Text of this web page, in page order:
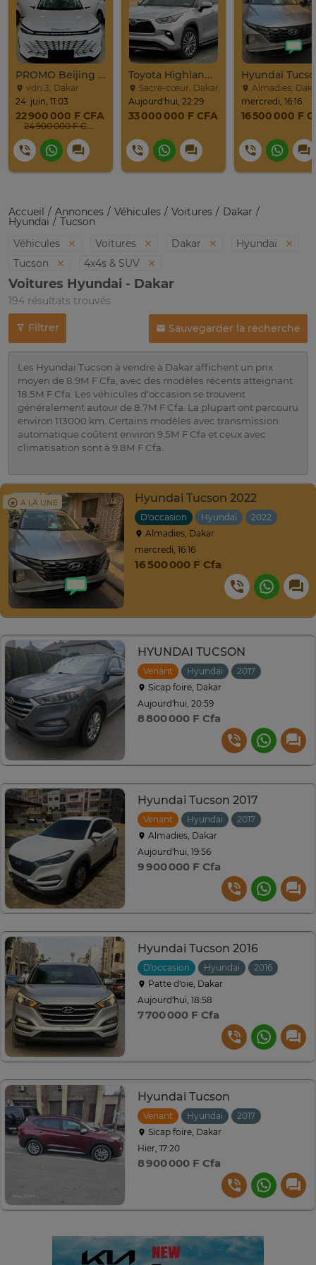
PROMO Beijing X7 / 2025
vdn 3, Dakar
24. juin, 11:03
22 900 000 F CFA
24 900 000 F CFA
Toyota Highlander Platinium 2023
Sacré-cœur, Dakar
Aujourd'hui, 22:29
33 000 000 F CFA
Almadies,
mercredi, 16:16
16 500 000 F
Accueil Annonces Véhicules Voitures Dakar
Hyundai
Tucson
Véhicules
Voitures Dakar
Hyundai
Tucson
4x4s & SUV
Voitures Hyundai - Dakar
194 résultats trouvés
Filtrer Sauvegarder la recherche
Les Hyundai Tucson à vendre à Dakar affichent un prix
moyen de 8.9M F Cfa, avec des modèles récents atteignant
18.5M F Cfa. Les véhicules d'occasion se trouvent
généralement autour de 8.7M F Cfa. La plupart ont parcouru
environ 113000 km. Certains modèles avec transmission
automatique coûtent environ 9.5M F Cfa et ceux avec
climatisation sont à 9.8M F Cfa.
A LA UNE Hyundai Tucson 2022
D'occasion Hyundai 2022
Almadies, Dakar
mercredi, 16:16
16 500 000 F Cfa
HYUNDAI TUCSON
Venant Hyundai 2017
Sicap foire, Dakar
Aujourd'hui, 20:59
8 800 000 F Cfa
Hyundai Tucson 2017
Venant Hyundai 2017
Almadies, Dakar
Aujourd'hui, 19:56
9 900 000 F Cfa
Hyundai Tucson 2016
D'occasion Hyundai 2016
Patte d‘oie, Dakar
Aujourd'hui, 18:58
7 700 000 F Cfa
Hyundai Tucson
Venant Hyundai 2017
Sicap foire, Dakar
Hier, 17:20
8 900 000 F Cfa